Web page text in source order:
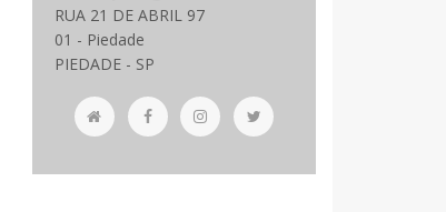
RUA 21 DE ABRIL 97
01 - Piedade
PIEDADE - SP